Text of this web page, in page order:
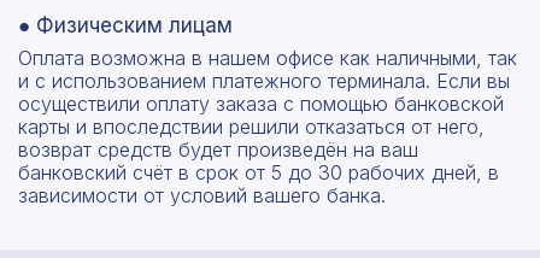
● Физическим лицам
Оплата возможна в нашем офисе как наличными, так
и с использованием платежного терминала. Если вы
осуществили оплату заказа с помощью банковской
карты и впоследствии решили отказаться от него,
возврат средств будет произведён на ваш
банковский счёт в срок от 5 до 30 рабочих дней, в
зависимости от условий вашего банка.